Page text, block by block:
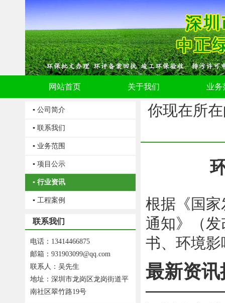
网站首页 关于我们 业务
▪ 公司简介
▪ 联系我们
▪ 业务范围
▪ 项目公示
▪ 行业资讯
▪ 工程案例
联系我们
电话：13414466875
邮箱：931903099@qq.com
联系人：吴先生
地址：深圳市龙岗区龙岗街道平
南社区翠竹路19号
你现在所
根据《国
通知》（
书、环境
最新资讯